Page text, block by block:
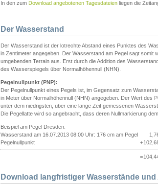
In den zum Download angebotenen Tagesdateien liegen die
Der Wasserstand
Der Wasserstand ist der lotrechte Abstand eines Punktes des
in Zentimeter angegeben. Der Wasserstand am Pegel sagt
umgebenden Terrain aus. Erst durch die Addition des
des Wasserspiegels über Normalhöhennull (NHN).
Pegelnullpunkt (PNP):
Der Pegelnullpunkt eines Pegels ist, im Gegensatz zum
in Meter über Normalhöhennull (NHN) angegeben. Der Wert des
unter dem niedrigsten, über eine lange Zeit gemessenen
Die Pegellatte wird so angebracht, dass deren Nullmarkierung
Beispiel am Pegel Dresden:
Wasserstand am 16.07.2013 08:00 Uhr: 176 cm am Pegel
Pegelnullpunkt
+
=
Download langfristiger Wasserstände